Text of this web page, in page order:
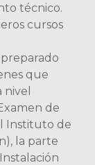
técnico.
cursos
que
de
Instituto de
la parte